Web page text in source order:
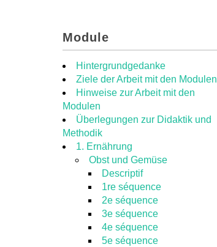
Module
Hintergrundgedanke
Ziele der Arbeit mit den Modulen
Hinweise zur Arbeit mit den
Modulen
Überlegungen zur Didaktik und
Methodik
1. Ernährung
Obst und Gemüse
Descriptif
1re séquence
2e séquence
3e séquence
4e séquence
5e séquence